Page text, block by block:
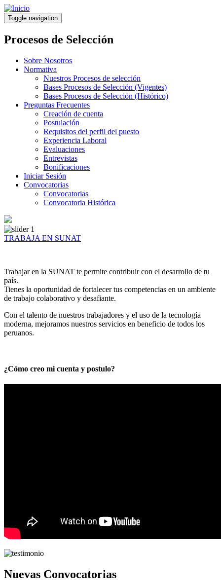
Pasar
al
contenido
principal
Toggle navigation
Procesos de Selección
Sobre Nosotros
Normativa
Nuestros Procesos de selección
Bases Procesos de Selección (Vigentes)
Bases Procesos de Selección (Histórico)
Preguntas Frecuentes
Creación de cuenta
Postulación
Requisitos del perfil del puesto
Experiencia Laboral
Evaluaciones
Entrevistas
Bonificaciones
Iniciar Sesión
Convocatorias
Convocatorias
Convocatoria Histórica
TRABAJA EN SUNAT
Trabajar en la SUNAT te permite contribuir con el desarrollo de tu
país.
Tienes la oportunidad de fortalecer tus competencias en un ambiente
de trabajo colaborativo y desafiante.
Con el talento de nuestros trabajadores y el uso de la tecnología
moderna, mejoramos nuestros servicios en beneficio de todos los
peruanos.
¿Cómo creo mi cuenta y postulo?
Nuevas Convocatorias